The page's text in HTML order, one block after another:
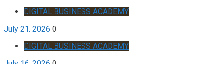
DIGITAL BUSINESS ACADEMY
July 21, 2026 0
DIGITAL BUSINESS ACADEMY